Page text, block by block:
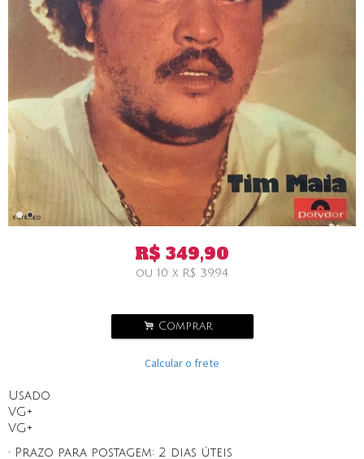
R$ 349,90
ou 10 x R$ 39,94
. Comprar
Calcular o frete
Usado
VG+
VG+
• Prazo para postagem: 2 dias úteis